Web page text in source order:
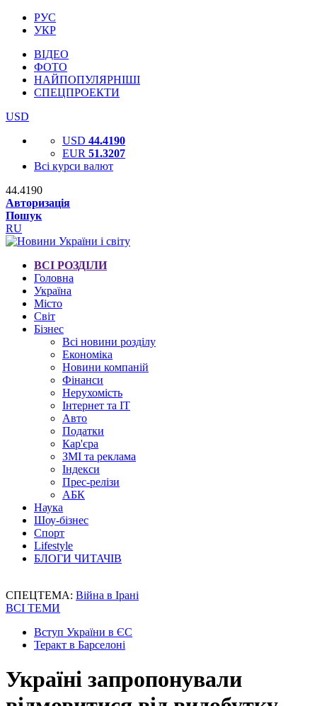
РУС
УКР
ВІДЕО
ФОТО
НАЙПОПУЛЯРНІШІ
СПЕЦПРОЕКТИ
USD
USD 44.4190
EUR 51.3207
Всі курси валют
44.4190
Авторизація
Пошук
RU
ВСІ РОЗДІЛИ
Головна
Україна
Місто
Світ
Бізнес
Всі новини розділу
Економіка
Новини компаній
Фінанси
Нерухомість
Інтернет та IT
Авто
Податки
Кар'єра
ЗМІ та реклама
Індекси
Прес-релізи
АБК
Наука
Шоу-бізнес
Спорт
Lifestyle
БЛОГИ ЧИТАЧІВ
СПЕЦТЕМА: Війна в Ірані
ВСІ ТЕМИ
Вступ України в ЄС
Теракт в Барселоні
Україні запропонували